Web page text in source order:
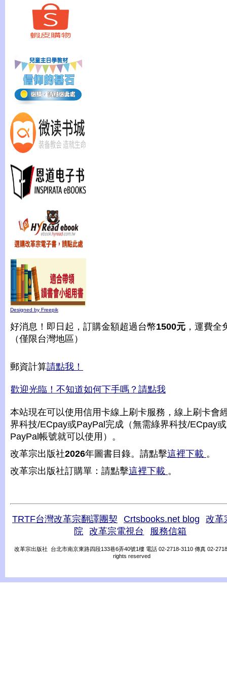
Designed by Freepik
好消息！即日起，訂購金額超過台幣1500元 ，運費全
（僅限台灣地區）
郵資計算請點我！
歡迎光臨！不知道如何下手嗎？請點我
本站現在可以使用信用卡線上刷卡服務，線上刷卡會
界科技/ECpay或PayPal完成（無需綠界科技/ECpay或
PayPal帳號就可以使用）。
改革宗出版社2026年圖書目錄。請點擊這裡下載 。
改革宗出版社訂購單：請點擊這裡下載 。
TRTF台灣改革宗翻譯團契 Crtsbooks.net blog
改革
院
改革宗電視台 服務信箱
改革宗出版社 台北市南京東路四段133巷6弄40號1樓 電話 02-2718-3110 傳真 02-
rights reserved